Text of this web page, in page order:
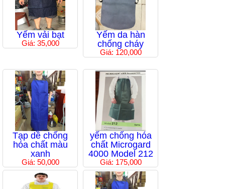
Yếm vải bạt
Giá: 35,000
Yếm da hàn
chống cháy
Giá: 120,000
Tạp dề chống
hóa chất màu
xanh
Giá: 50,000
yếm chống hóa
chất Microgard
4000 Model 212
Giá: 175,000